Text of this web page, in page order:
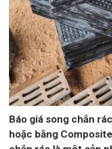
Báo giá song chắn
hoặc bằng